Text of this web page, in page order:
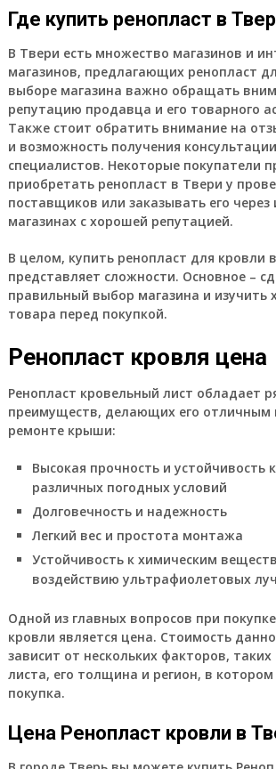
Где купить ренопласт в
В Твери есть множество магазинов и
магазинов, предлагающих ренопласт
выборе магазина важно обращать
репутацию продавца и его товарного
Также стоит обратить внимание на
и возможность получения
специалистов. Некоторые покупатели
приобретать ренопласт в Твери у
поставщиков или заказывать его через
магазинах с хорошей репутацией.
В целом, купить ренопласт для кровли
представляет сложности. Основное –
правильный выбор магазина и изучить
товара перед покупкой.
Ренопласт кровля цена
Ренопласт кровельный лист обладает
преимуществ, делающих его отличным
ремонте крыши:
Высокая прочность и устойчивость
различных погодных условий
Долговечность и надежность
Легкий вес и простота монтажа
Устойчивость к химическим
воздействию ультрафиолетовых
Одной из главных вопросов при
кровли является цена. Стоимость
зависит от нескольких факторов,
листа, его толщина и регион, в
покупка.
Цена Ренопласт кровли в